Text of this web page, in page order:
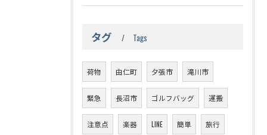
タグ Tags
荷物 由仁町 夕張市 滝川市
緊急 長沼市 ゴルフバッグ 運搬
注意点 楽器 LINE 簡単 旅行